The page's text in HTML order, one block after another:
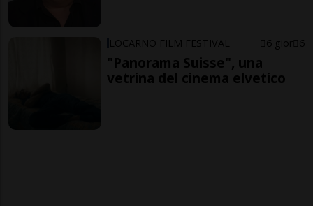
LOCARNO FILM FESTIVAL 6 gior 6
"Panorama Suisse", una
vetrina del cinema elvetico